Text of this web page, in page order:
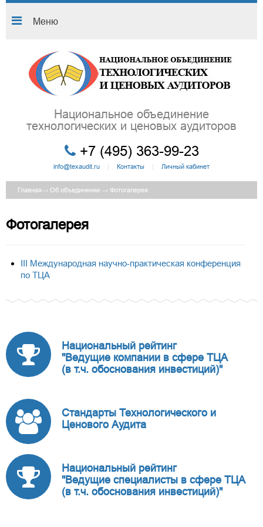
Меню
Национальное объединение
технологических и ценовых аудиторов
+7 (495) 363-99-23
info@texaudit.ru | Контакты | Личный кабинет
Главная→ Об объединении → Фотогалерея
Фотогалерея
III Международная научно-практическая конференция
по ТЦА
Национальный рейтинг
"Ведущие компании в сфере ТЦА
(в т.ч. обоснования инвестиций)"
Стандарты Технологического и
Ценового Аудита
Национальный рейтинг
"Ведущие специалисты в сфере ТЦА
(в т.ч. обоснования инвестиций)"